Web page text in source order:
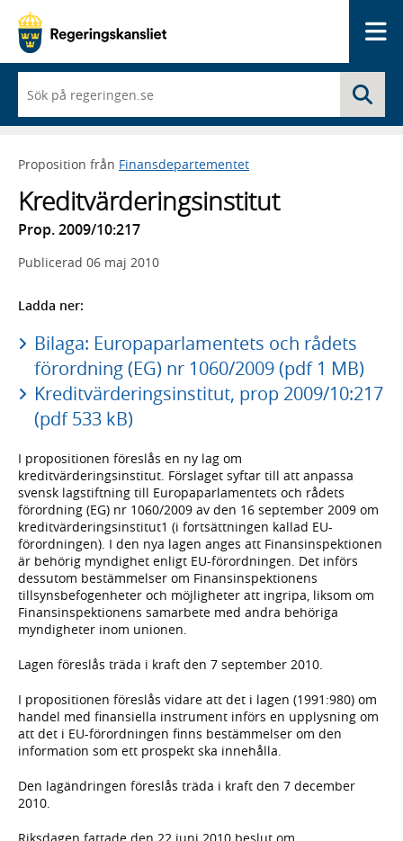
du
börjar
skriva
framträder
lista
med
sökförslag
Proposition från Finansdepartementet
Kreditvärderingsinstitut
Prop. 2009/10:217
Publicerad 06 maj 2010
Ladda ner:
Bilaga: Europaparlamentets och rådets
förordning (EG) nr 1060/2009 (pdf 1 MB)
Kreditvärderingsinstitut, prop 2009/10:217
(pdf 533 kB)
I propositionen föreslås en ny lag om
kreditvärderingsinstitut. Förslaget syftar till att anpassa
svensk lagstiftning till Europaparlamentets och rådets
förordning (EG) nr 1060/2009 av den 16 september 2009 om
kreditvärderingsinstitut1 (i fortsättningen kallad EU-
förordningen). I den nya lagen anges att Finansinspektionen
är behörig myndighet enligt EU-förordningen. Det införs
dessutom bestämmelser om Finansinspektionens
tillsynsbefogenheter och möjligheter att ingripa, liksom om
Finansinspektionens samarbete med andra behöriga
myndigheter inom unionen.
Lagen föreslås träda i kraft den 7 september 2010.
I propositionen föreslås vidare att det i lagen (1991:980) om
handel med finansiella instrument införs en upplysning om
att det i EU-förordningen finns bestämmelser om den
information som ett prospekt ska innehålla.
Den lagändringen föreslås träda i kraft den 7 december
2010.
Riksdagen fattade den 22 juni 2010 beslut om